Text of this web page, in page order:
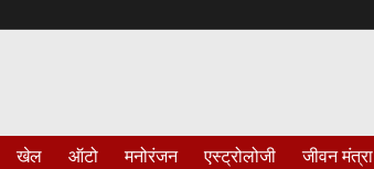
खेल ऑटो मनोरंजन एस्ट्रोलोजी जीवन मंत्रा